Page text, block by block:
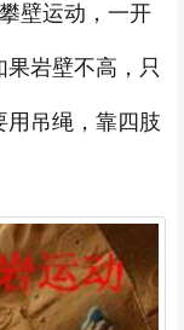
壁运动，一开
岩壁不高，只
用吊绳，靠四肢